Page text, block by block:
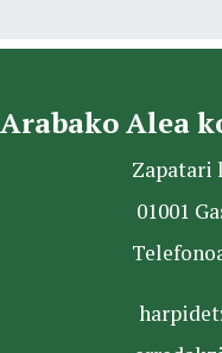
Arabako Alea
Zapatari
01001